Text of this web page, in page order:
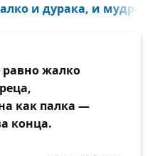
и дурака, и
равно жалко
как палка —
конца.